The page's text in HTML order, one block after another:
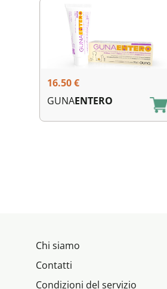
16.50€
GUNAENTERO
Chi siamo
Contatti
Condizioni del servizio